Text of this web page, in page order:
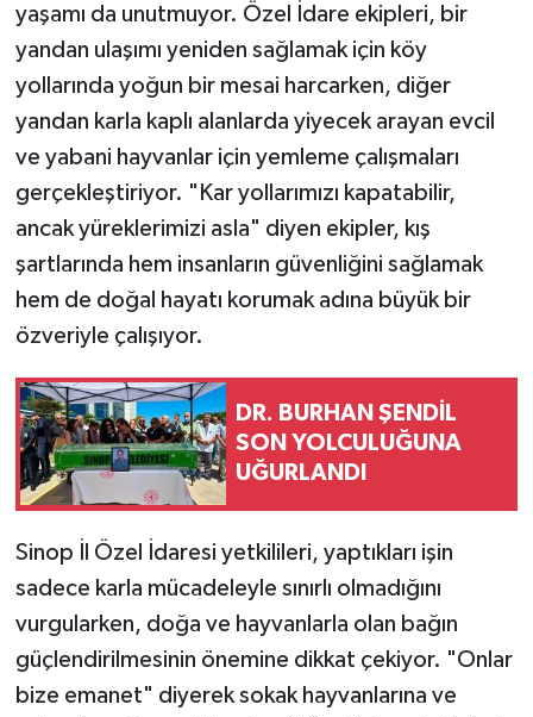
yaşamı da unutmuyor. Özel İdare ekipleri, bir
yandan ulaşımı yeniden sağlamak için köy
yollarında yoğun bir mesai harcarken, diğer
yandan karla kaplı alanlarda yiyecek arayan evcil
ve yabani hayvanlar için yemleme çalışmaları
gerçekleştiriyor. "Kar yollarımızı kapatabilir,
ancak yüreklerimizi asla" diyen ekipler, kış
şartlarında hem insanların güvenliğini sağlamak
hem de doğal hayatı korumak adına büyük bir
özveriyle çalışıyor.
DR. BURHAN ŞENDİL
SON YOLCULUĞUNA
UĞURLANDI
Sinop İl Özel İdaresi yetkilileri, yaptıkları işin
sadece karla mücadeleyle sınırlı olmadığını
vurgularken, doğa ve hayvanlarla olan bağın
güçlendirilmesinin önemine dikkat çekiyor. "Onlar
bize emanet" diyerek sokak hayvanlarına ve